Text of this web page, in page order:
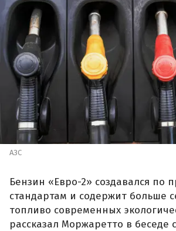
АЗС
Бензин «Евро-2» создавался по
стандартам и содержит больше
топливо современных
рассказал Моржаретто в беседе